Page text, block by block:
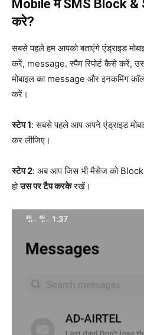
Mobile में SMS Block
करे?
सबसे पहले हम आपको बताएंगे एंड्राइड
करें, message. स्पैम रिपोर्ट कैसे करें,
मोबाइल का message और इनकमिंग
करें।
स्टेप 1: सबसे पहले आप अपने एंड्राइड
कर लीजिए।
स्टेप 2: अब आप जिस भी मैसेज को
होउस पर टैप करकेरखें।